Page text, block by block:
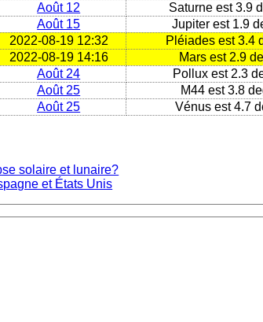
Août 12
Saturne est 3.9
Août 15
Jupiter est 1.9
2022-08-19 12:32
Pléiades est 3.4
2022-08-19 14:16
Mars est 2.9
Août 24
Pollux est 2.3
Août 25
M44 est 3.8
Août 25 Vénus est 4.7
solaire et lunaire?
et États Unis